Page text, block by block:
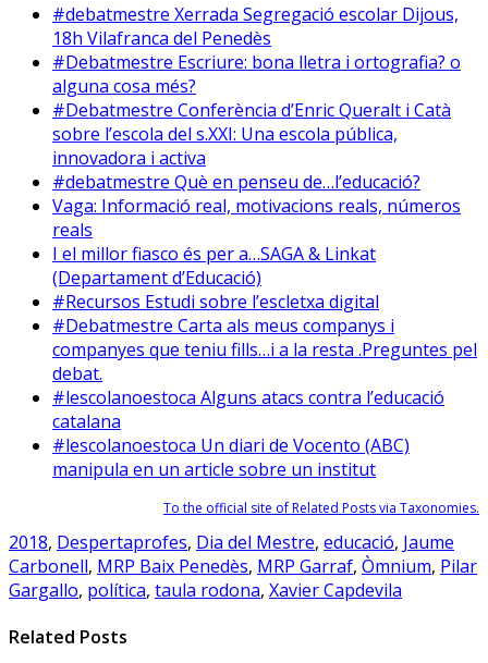
#debatmestre Xerrada Segregació escolar Dijous,
18h Vilafranca del Penedès
#Debatmestre Escriure: bona lletra i ortografia? o
alguna cosa més?
#Debatmestre Conferència d’Enric Queralt i Catà
sobre l’escola del s.XXI: Una escola pública,
innovadora i activa
#debatmestre Què en penseu de…l’educació?
Vaga: Informació real, motivacions reals, números
reals
I el millor fiasco és per a…SAGA & Linkat
(Departament d’Educació)
#Recursos Estudi sobre l’escletxa digital
#Debatmestre Carta als meus companys i
companyes que teniu fills…i a la resta .Preguntes pel
debat.
#lescolanoestoca Alguns atacs contra l’educació
catalana
#lescolanoestoca Un diari de Vocento (ABC)
manipula en un article sobre un institut
To the official site of Related Posts via Taxonomies.
2018, Despertaprofes, Dia del Mestre, educació, Jaume
Carbonell, MRP Baix Penedès, MRP Garraf, Òmnium, Pilar
Gargallo, política, taula rodona, Xavier Capdevila
Related Posts